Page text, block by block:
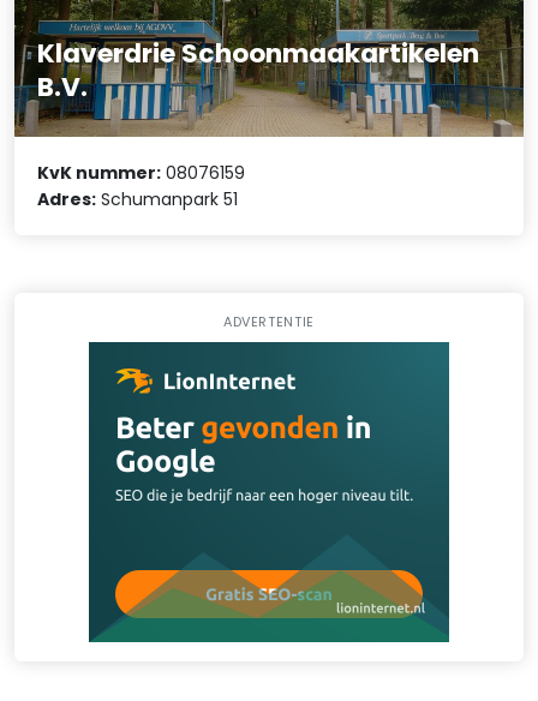
Klaverdrie Schoonmaakartikelen
B.V.
KvK nummer: 08076159
Adres: Schumanpark 51
ADVERTENTIE